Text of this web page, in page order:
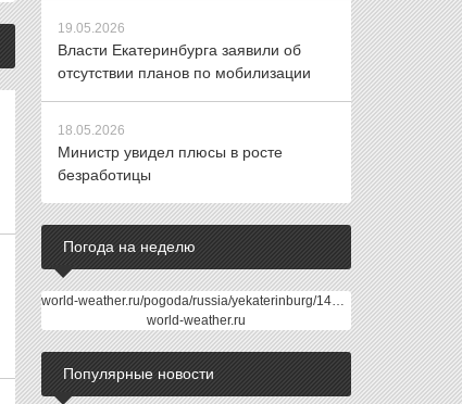
19.05.2026
Власти Екатеринбурга заявили об
отсутствии планов по мобилизации
18.05.2026
Министр увидел плюсы в росте
безработицы
Погода на неделю
world-weather.ru/pogoda/russia/yekaterinburg/14days/
world-weather.ru
Популярные новости